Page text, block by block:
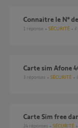
connaitre le N°
1 réponse SÉCURITÉ
Carte sim Afone
3 réponses SÉCURITÉ
Carte Sim free
24 réponses SÉCURITÉ